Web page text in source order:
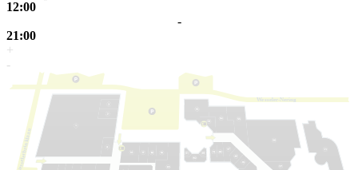
12:00
-
21:00
+
-
W s s eler-Nering
elerbrin
k
laan